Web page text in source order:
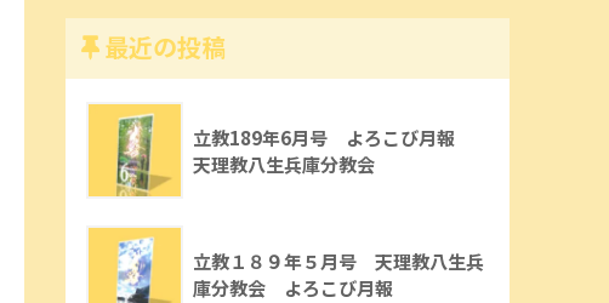
最近の投稿
立教189年6月号 よろこび月報
天理教八生兵庫分教会
立教１８９年５月号 天理教八生兵
庫分教会 よろこび月報